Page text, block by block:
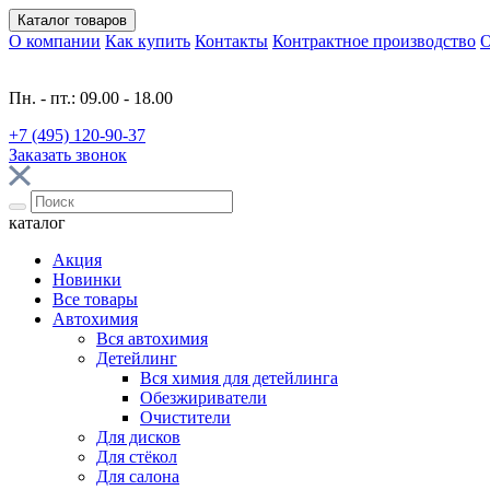
Каталог товаров
О компании Как купить Контакты Контрактное производство
Пн. - пт.: 09.00 - 18.00
+7 (495) 120-90-37
Заказать звонок
каталог
Акция
Новинки
Все товары
Автохимия
Вся автохимия
Детейлинг
Вся химия для детейлинга
Обезжириватели
Очистители
Для дисков
Для стёкол
Для салона